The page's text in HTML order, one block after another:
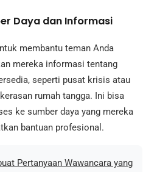
Daya dan Informasi
membantu teman Anda
mereka informasi tentang
seperti pusat krisis atau
rumah tangga. Ini bisa
ke sumber daya yang mereka
bantuan profesional.
Pertanyaan Wawancara yang